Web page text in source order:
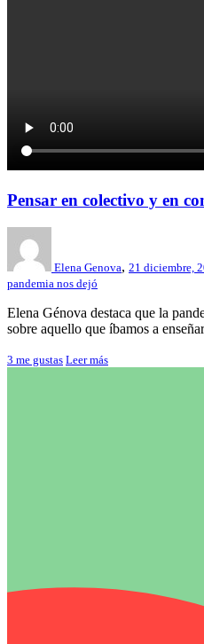
Pensar en colectivo y en
Elena Genova, 21 diciembre,
pandemia nos dejó
Elena Génova destaca que la
sobre aquello que íbamos a
3 me gustas Leer más